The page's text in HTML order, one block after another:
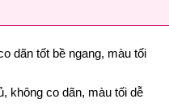
dãn tốt bề ngang, màu tối
không co dãn, màu tối dễ